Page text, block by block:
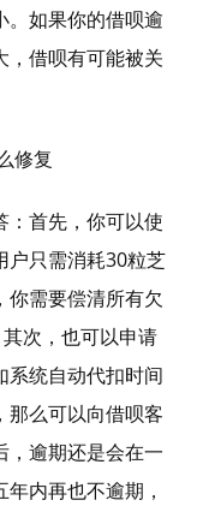
。如果你的借呗逾
，借呗有可能被关
修复
：首先，你可以使
户只需消耗30粒芝
你需要偿清所有欠
次，也可以申请
系统自动代扣时间
那么可以向借呗客
，逾期还是会在一
内再也不逾期，